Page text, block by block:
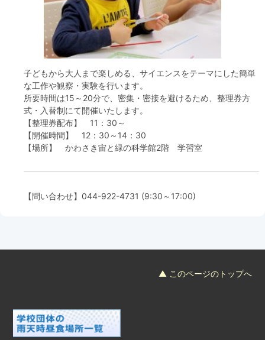
園内のご案内
生田緑地の樹木ごよみ
学校団体の雨天時の昼食場所
イベント情報
フード＆カフェ
マネジメント会議
自然環境保全管理会議
お問合わせ
子どもから大人まで楽しめる、サイエンスをテーマにした簡単
な工作や観察・実験を行います。
所要時間は15～20分で、密集・密接を避けるため、整理券方
式・入替制にて開催いたします。
【整理券配布】 11：30～
【開催時間】 12：30～14：30
【場所】 かわさき宙と緑の科学館2階 学習室
【問い合わせ】 044-922-4731 (9:30～17:00)
▲ このページのトップへ